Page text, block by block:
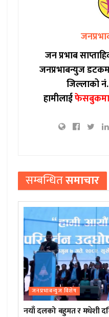
जन प्रभाब
जनप्रभाबन्युज
जिल्लाको
हामीलाईफेसबुकमा
सम्बन्धितसमाचार
जनप्रभाबन्युज विशेष
नयाँ दलको बहुमत र मधेशी